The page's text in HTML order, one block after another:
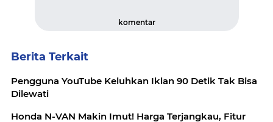
komentar
Berita Terkait
Pengguna YouTube Keluhkan Iklan 90 Detik Tak Bisa
Dilewati
Honda N-VAN Makin Imut! Harga Terjangkau, Fitur